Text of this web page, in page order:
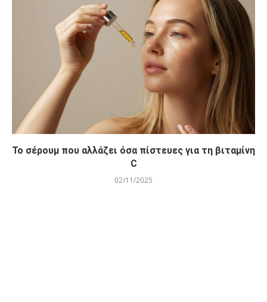
Το σέρουμ που αλλάζει όσα πίστευες για τη βιταμίνη
C
02/11/2025